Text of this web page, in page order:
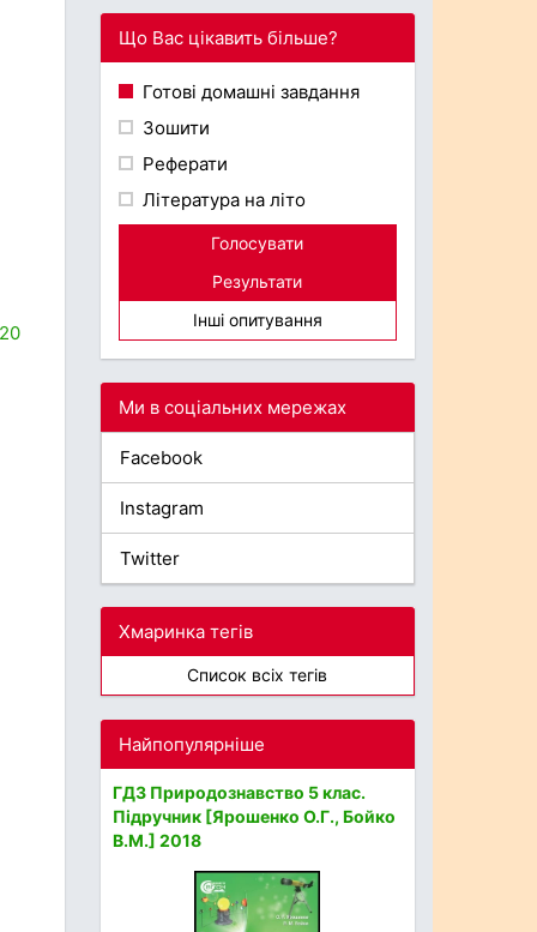
Що Вас цікавить більше?
Готові домашні завдання
Зошити
Реферати
Література на літо
Голосувати
Результати
Інші опитування
Ми в соціальних мережах
Facebook
Instagram
Twitter
Хмаринка тегів
Список всіх тегів
Найпопулярніше
ГДЗ Природознавство 5 клас.
Підручник [Ярошенко О.Г., Бойко
В.М.] 2018